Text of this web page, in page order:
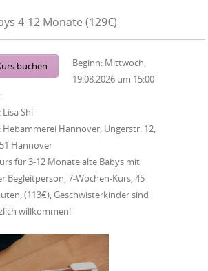
4-12 Monate (129€)
buchen Beginn: Mittwoch,
19.08.2026 um 15:00
Lisa Shi
Hebammerei Hannover, Ungerstr. 12,
Hannover
für 3-12 Monate alte Babys mit
Begleitperson, 7-Wochen-Kurs, 45
(113€), Geschwisterkinder sind
willkommen!